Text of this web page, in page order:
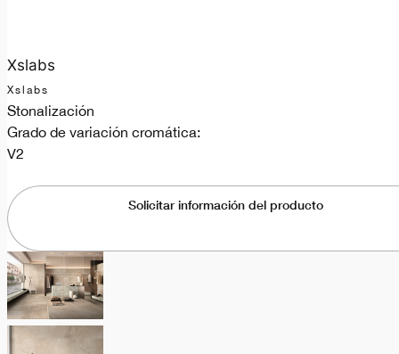
Xslabs
Xslabs
Stonalización
Grado de variación cromática:
V2
Solicitar información del producto